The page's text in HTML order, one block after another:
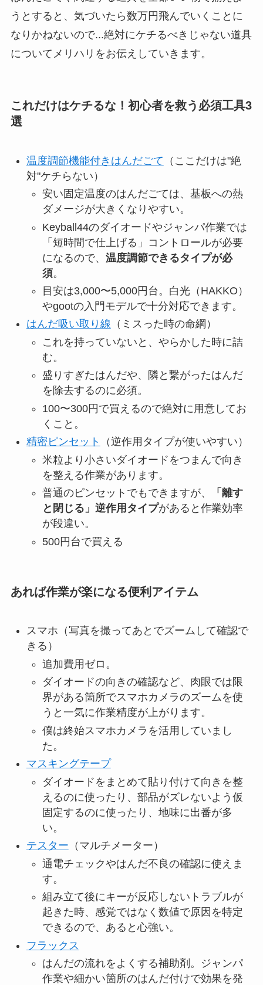
うとすると、気づいたら数万円飛んでいくことに
なりかねないので...絶対にケチるべきじゃない道具
についてメリハリをお伝えしていきます。
これだけはケチるな！初心者を救う必須工具3
選
温度調節機能付きはんだごて （ここだけは"絶
対"ケチらない）
安い固定温度のはんだごては、基板への熱
ダメージが大きくなりやすい。
Keyball44のダイオードやジャンパ作業では
「短時間で仕上げる」コントロールが必要
になるので、 温度調節できるタイプが必
須。
目安は3,000〜5,000円台。白光（HAKKO）
やgootの入門モデルで十分対応できます。
はんだ吸い取り線 （ミスった時の命綱）
これを持っていないと、やらかした時に詰
む。
盛りすぎたはんだや、隣と繋がったはんだ
を除去するのに必須。
100〜300円で買えるので絶対に用意してお
くこと。
精密ピンセット
（逆作用タイプが使いやすい）
米粒より小さいダイオードをつまんで向き
を整える作業があります。
普通のピンセットでもできますが、
「離す
と閉じる」逆作用タイプがあると作業効率
が段違い。
500円台で買える
あれば作業が楽になる便利アイテム
スマホ（写真を撮ってあとでズームして確認で
きる）
追加費用ゼロ。
ダイオードの向きの確認など、肉眼では限
界がある箇所でスマホカメラのズームを使
うと一気に作業精度が上がります。
僕は終始スマホカメラを活用していまし
た。
マスキングテープ
ダイオードをまとめて貼り付けて向きを整
えるのに使ったり、部品がズレないよう仮
固定するのに使ったり、地味に出番が多
い。
テスター （マルチメーター）
通電チェックやはんだ不良の確認に使えま
す。
組み立て後にキーが反応しないトラブルが
起きた時、感覚ではなく数値で原因を特定
できるので、あると心強い。
フラックス
はんだの流れをよくする補助剤。ジャンパ
作業や細かい箇所のはんだ付けで効果を発